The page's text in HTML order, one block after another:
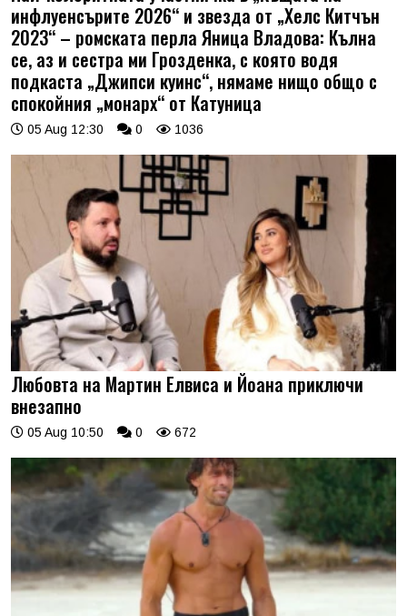
инфлуенсърите 2026“ и звезда от „Хелс Китчън
2023“ – ромската перла Яница Владова: Кълна
се, аз и сестра ми Грозденка, с която водя
подкаста „Джипси куинс“, нямаме нищо общо с
спокойния „монарх“ от Катуница
05 Aug 12:30 0 1036
Любовта на Мартин Елвиса и Йоана приключи
внезапно
05 Aug 10:50 0 672